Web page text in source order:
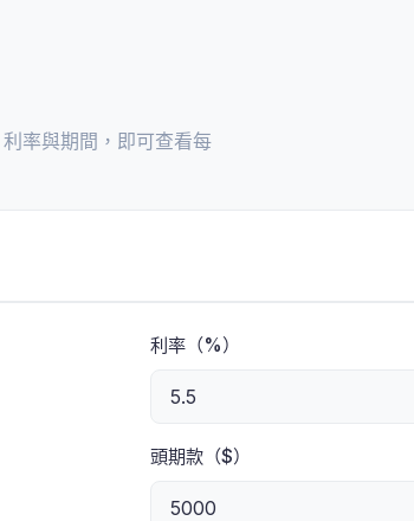
率與期間，即可查看每
利率（%）
頭期款（$）